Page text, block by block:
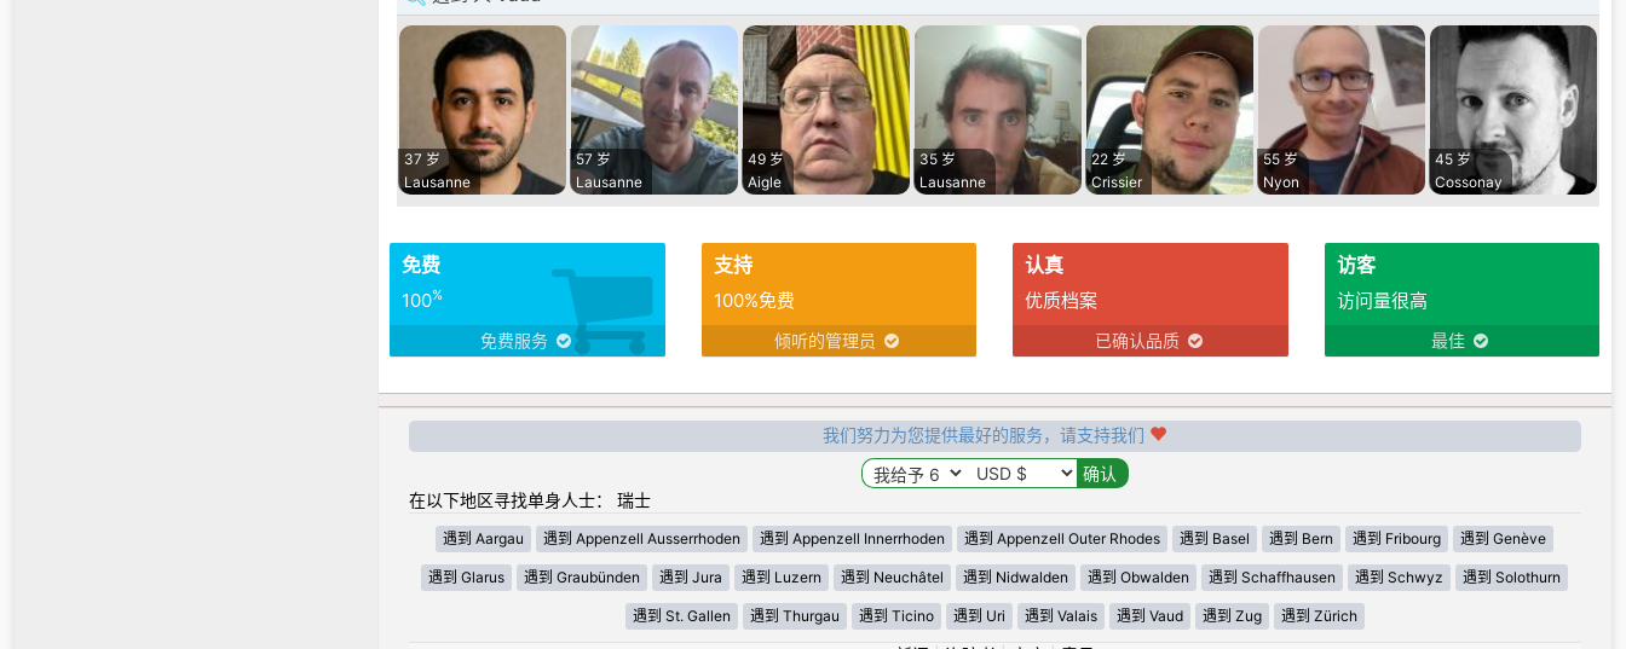
37 岁
Lausanne
57 岁
Lausanne
49 岁
Aigle
35 岁
Lausanne
22 岁
Crissier
55 岁
Nyon
45 岁
Cossonay
免费
100%
免费服务
支持
100%免费
倾听的管理员
认真
优质档案
已确认品质
访客
访问量很高
最佳
我们努力为您提供最好的服务，请支持我们
在以下地区寻找单身人士： 瑞士
遇到 Aargau 遇到 Appenzell Ausserrhoden 遇到 Appenzell Innerrhoden 遇到 Appenzell Outer Rhodes 遇到 Basel 遇到 Bern 遇到 Fribourg 遇到 Genève
遇到 Glarus 遇到 Graubünden 遇到 Jura 遇到 Luzern 遇到 Neuchâtel 遇到 Nidwalden 遇到 Obwalden 遇到 Schaffhausen 遇到 Schwyz 遇到 Solothurn
遇到 St. Gallen 遇到 Thurgau 遇到 Ticino 遇到 Uri 遇到 Valais 遇到 Vaud 遇到 Zug 遇到 Zürich